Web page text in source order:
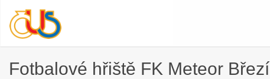
Fotbalové hřiště FK Meteor Březí